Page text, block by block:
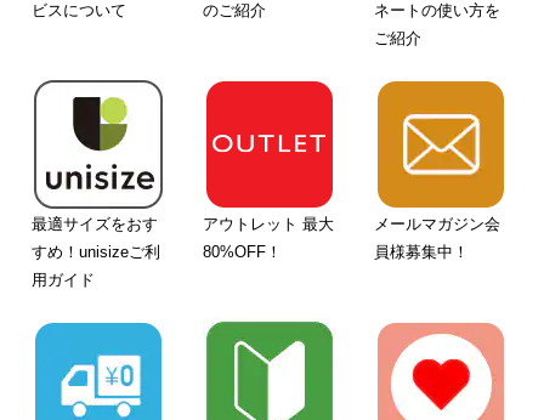
ビスについて
のご紹介
ネートの使い方を
ご紹介
最適サイズをおす
すめ！unisizeご利
用ガイド
アウトレット 最大
80%OFF！
メールマガジン会
員様募集中！